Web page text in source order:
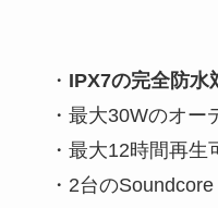
・ IPX7の完全防水
・最大30Wのオー
・最大12時間再生
・2台の